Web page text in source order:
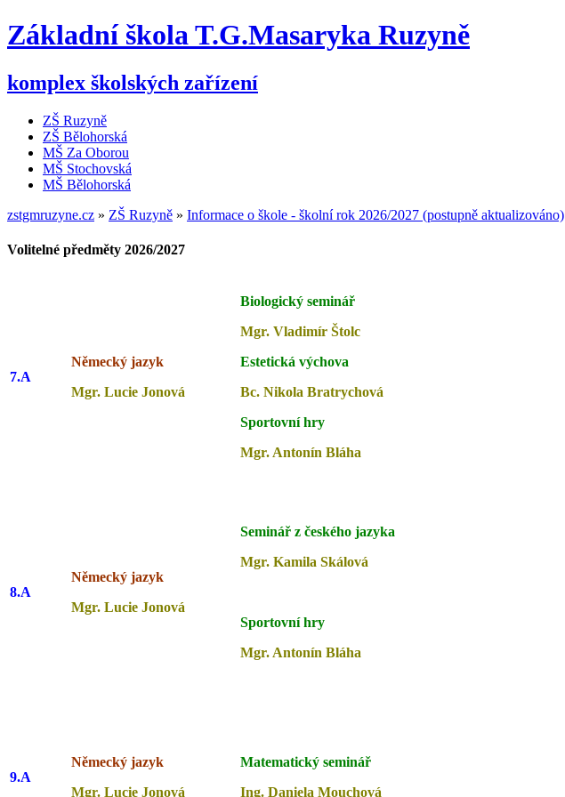
Základní škola T.G.Masaryka Ruzyně
komplex školských zařízení
ZŠ Ruzyně
ZŠ Bělohorská
MŠ Za Oborou
MŠ Stochovská
MŠ Bělohorská
zstgmruzyne.cz » ZŠ Ruzyně » Informace o škole - školní rok 2026/2027 (postupně aktualizováno)
Volitelné předměty 2026/2027
7.A
Německý jazyk
Mgr. Lucie Jonová
Biologický seminář
Mgr. Vladimír Štolc
Estetická výchova
Bc. Nikola Bratrychová
Sportovní hry
Mgr. Antonín Bláha
8.A
Německý jazyk
Mgr. Lucie Jonová
Seminář z českého jazyka
Mgr. Kamila Skálová
Sportovní hry
Mgr. Antonín Bláha
9.A
Německý jazyk
Mgr. Lucie Jonová
Matematický seminář
Ing. Daniela Mouchová